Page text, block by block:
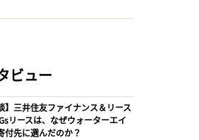
ビュー
】三井住友ファイナンス＆リース
リースは、なぜウォーターエイ
付先に選んだのか？